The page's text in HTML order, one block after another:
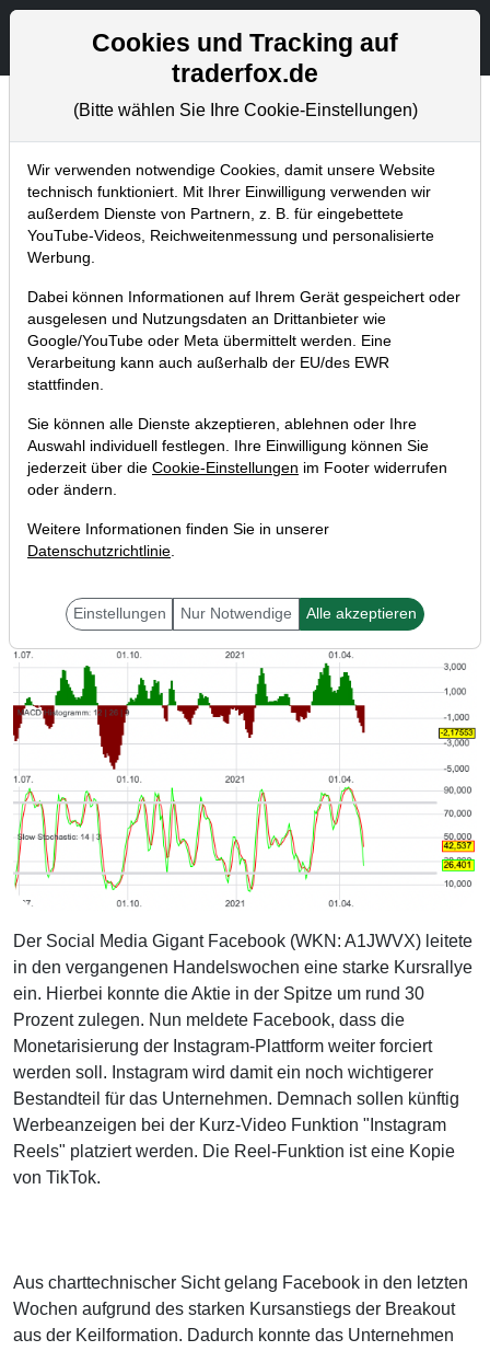
Aktien- und Artikelsuche
Chartanalysen
Home Blog Chartanalysen
Chartanalyse Facebook: jüngste
Rallye verpasst? Hier gibt es die
nächste Einstiegsgelegenheit!
23.04.2021 um 07:54 Uhr | P. Uhlschmied
Der Social Media Gigant Facebook (WKN: A1JWVX) leitete
in den vergangenen Handelswochen eine starke Kursrallye
ein. Hierbei konnte die Aktie in der Spitze um rund 30
Prozent zulegen. Nun meldete Facebook, dass die
Monetarisierung der Instagram-Plattform weiter forciert
werden soll. Instagram wird damit ein noch wichtigerer
Bestandteil für das Unternehmen. Demnach sollen künftig
Werbeanzeigen bei der Kurz-Video Funktion "Instagram
Reels" platziert werden. Die Reel-Funktion ist eine Kopie
von TikTok.
Aus charttechnischer Sicht gelang Facebook in den letzten
Wochen aufgrund des starken Kursanstiegs der Breakout
aus der Keilformation. Dadurch konnte das Unternehmen
Cookies und Tracking auf
traderfox.de
(Bitte wählen Sie Ihre Cookie-Einstellungen)
Wir verwenden notwendige Cookies, damit unsere Website
technisch funktioniert. Mit Ihrer Einwilligung verwenden wir
außerdem Dienste von Partnern, z. B. für eingebettete
YouTube-Videos, Reichweitenmessung und personalisierte
Werbung.
Dabei können Informationen auf Ihrem Gerät gespeichert oder
ausgelesen und Nutzungsdaten an Drittanbieter wie
Google/YouTube oder Meta übermittelt werden. Eine
Verarbeitung kann auch außerhalb der EU/des EWR
stattfinden.
Sie können alle Dienste akzeptieren, ablehnen oder Ihre
Auswahl individuell festlegen. Ihre Einwilligung können Sie
jederzeit über die Cookie-Einstellungen im Footer widerrufen
oder ändern.
Weitere Informationen finden Sie in unserer
Datenschutzrichtlinie.
Einstellungen Nur Notwendige Alle akzeptieren